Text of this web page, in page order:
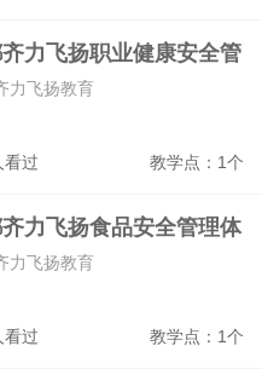
力飞扬职业健康安全管
训班
看过 教学点：1个
力飞扬教育
力飞扬食品安全管理体
培训班
看过 教学点：1个
力飞扬教育